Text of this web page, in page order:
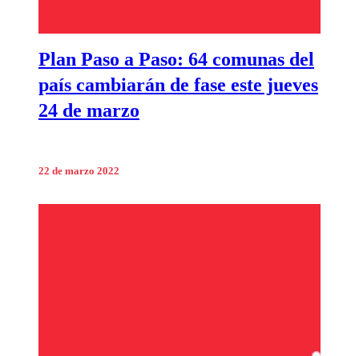
Plan Paso a Paso: 64 comunas del
país cambiarán de fase este jueves
24 de marzo
22 de marzo 2022